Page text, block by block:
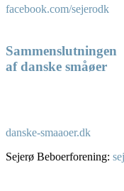
facebook.com/sejerodk
Sammenslutningen
af danske småøer
danske-smaaoer.dk
Sejerø Beboerforening: